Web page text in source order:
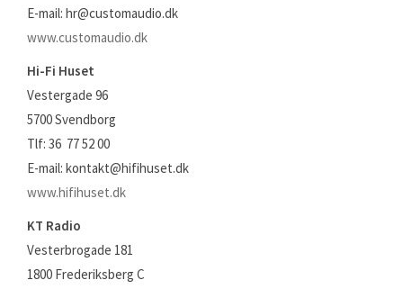
E-mail: hr@customaudio.dk
www.customaudio.dk
Hi-Fi Huset
Vestergade 96
5700 Svendborg
Tlf: 36 77 52 00
E-mail: kontakt@hifihuset.dk
www.hifihuset.dk
KT Radio
Vesterbrogade 181
1800 Frederiksberg C